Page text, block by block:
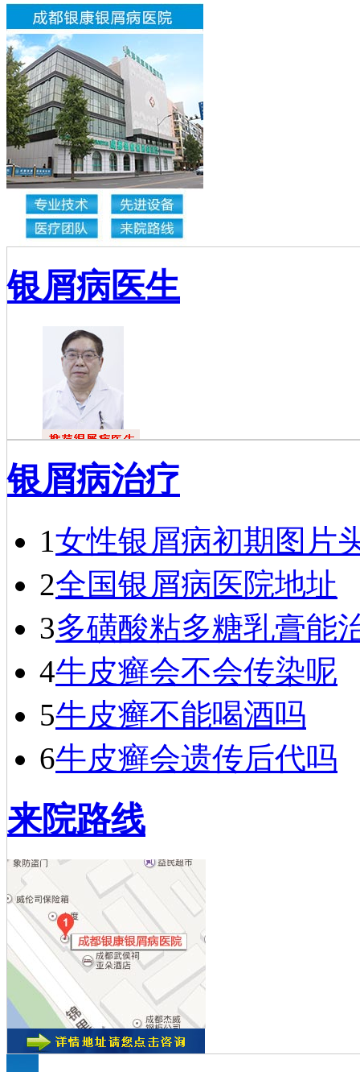
银屑病医生
戴礼
戴礼，毕业于
福建医科大学，现
医院医师…
[详细]
银屑病治疗
1女性银屑病初期图片
2全国银屑病医院地址
3多磺酸粘多糖乳膏能
4牛皮癣会不会传染呢
5牛皮癣不能喝酒吗
6牛皮癣会遗传后代吗
来院路线